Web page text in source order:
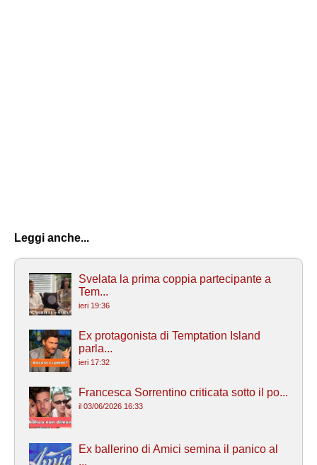
Leggi anche...
Svelata la prima coppia partecipante a
Tem...
ieri 19:36
Ex protagonista di Temptation Island
parla...
ieri 17:32
Francesca Sorrentino criticata sotto il po...
il 03/06/2026 16:33
Ex ballerino di Amici semina il panico al
...